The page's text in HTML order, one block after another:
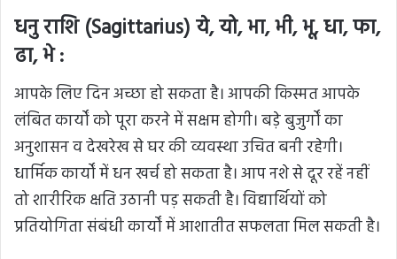
धनु राशि (Sagittarius) ये, यो, भा, भी, भू, धा, फा,
ढा, भे :
आपके लिए दिन अच्छा हो सकता है। आपकी किस्मत आपके
लंबित कार्यों को पूरा करने में सक्षम होगी। बड़े बुजुर्गों का
अनुशासन व देखरेख से घर की व्यवस्था उचित बनी रहेगी।
धार्मिक कार्यों में धन खर्च हो सकता है। आप नशे से दूर रहें नहीं
तो शारीरिक क्षति उठानी पड़ सकती है। विद्यार्थियों को
प्रतियोगिता संबंधी कार्यों में आशातीत सफलता मिल सकती है।